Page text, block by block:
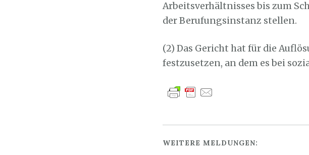
Arbeitsverhältnisses bis zum
der Berufungsinstanz stellen.
(2) Das Gericht hat für die
festzusetzen, an dem es bei
WEITERE MELDUNGEN: